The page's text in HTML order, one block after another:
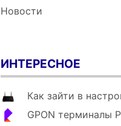
Новости
ИНТЕРЕСНОЕ
Как зайти в
GPON терминалы